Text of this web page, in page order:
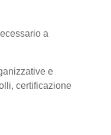
a
e
certificazione